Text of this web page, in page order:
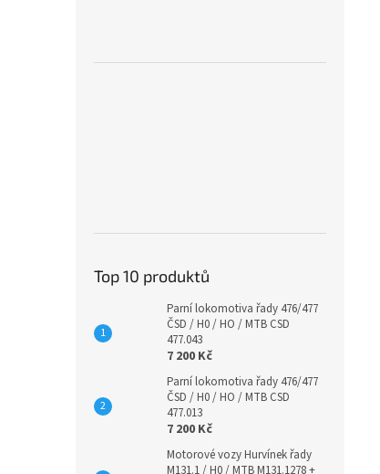
Top 10 produktů
Parní lokomotiva řady 476/477
ČSD / H0 / HO / MTB CSD
477.043
7 200 Kč
Parní lokomotiva řady 476/477
ČSD / H0 / HO / MTB CSD
477.013
7 200 Kč
Motorové vozy Hurvínek řady
M131.1 / H0 / MTB M131.1278 +